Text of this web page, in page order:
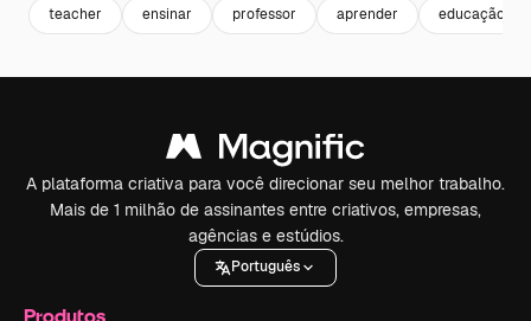
teacher ensinar professor aprender educação
A plataforma criativa para você direcionar seu melhor trabalho.
Mais de 1 milhão de assinantes entre criativos, empresas,
agências e estúdios.
Português
Produtos